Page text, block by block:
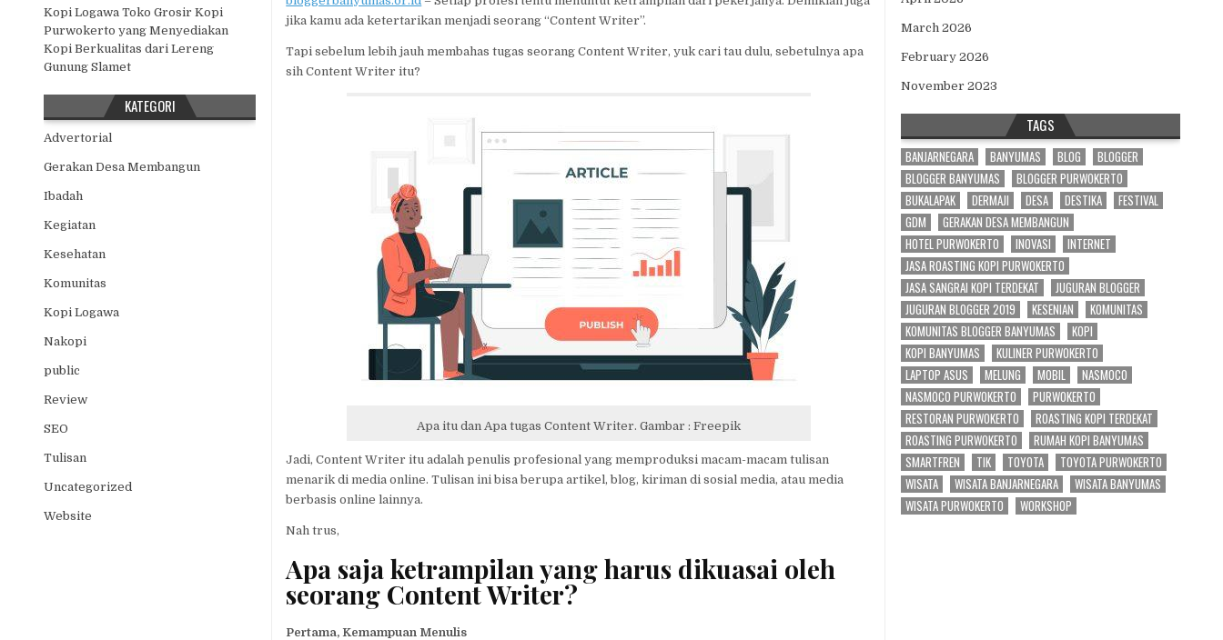
jika kamu ada ketertarikan menjadi seorang “Content Writer”.
Tapi sebelum lebih jauh membahas tugas seorang Content Writer, yuk cari tau dulu, sebetulnya apa
sih Content Writer itu?
Apa itu dan Apa tugas Content Writer. Gambar : Freepik
Jadi, Content Writer itu adalah penulis profesional yang memproduksi macam-macam tulisan
menarik di media online. Tulisan ini bisa berupa artikel, blog, kiriman di sosial media, atau media
berbasis online lainnya.
Nah trus,
Apa saja ketrampilan yang harus dikuasai oleh
seorang Content Writer?
Pertama, Kemampuan Menulis
Kopi Logawa Toko Grosir Kopi
Purwokerto yang Menyediakan
Kopi Berkualitas dari Lereng
Gunung Slamet
KATEGORI
Advertorial
Gerakan Desa Membangun
Ibadah
Kegiatan
Kesehatan
Komunitas
Kopi Logawa
Nakopi
public
Review
SEO
Tulisan
Uncategorized
Website
March 2026
February 2026
November 2023
TAGS
BANJARNEGARA BANYUMAS BLOG
BLOGGER
BLOGGER BANYUMAS
BLOGGER PURWOKERTO
BUKALAPAK
DERMAJI DESA DESTIKA
FESTIVAL
GDM
GERAKAN DESA MEMBANGUN
HOTEL PURWOKERTO
INOVASI
INTERNET
JASA ROASTING KOPI PURWOKERTO
JASA SANGRAI KOPI TERDEKAT
JUGURAN BLOGGER
JUGURAN BLOGGER 2019
KESENIAN
KOMUNITAS
KOMUNITAS BLOGGER BANYUMAS
KOPI
KOPI BANYUMAS
KULINER PURWOKERTO
LAPTOP ASUS
MELUNG MOBIL
NASMOCO
NASMOCO PURWOKERTO
PURWOKERTO
RESTORAN PURWOKERTO
ROASTING KOPI TERDEKAT
ROASTING PURWOKERTO
RUMAH KOPI BANYUMAS
SMARTFREN
TIK TOYOTA
TOYOTA PURWOKERTO
WISATA
WISATA BANJARNEGARA
WISATA BANYUMAS
WISATA PURWOKERTO
WORKSHOP